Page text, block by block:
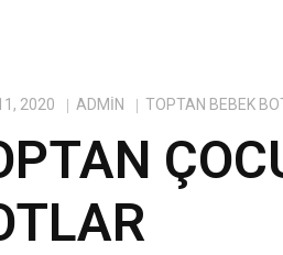
2020 ADMIN TOPTAN BEBEK